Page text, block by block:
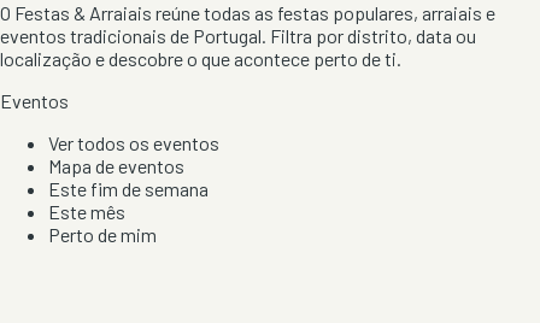
O Festas & Arraiais reúne todas as festas populares, arraiais e
eventos tradicionais de Portugal. Filtra por distrito, data ou
localização e descobre o que acontece perto de ti.
Eventos
Ver todos os eventos
Mapa de eventos
Este fim de semana
Este mês
Perto de mim